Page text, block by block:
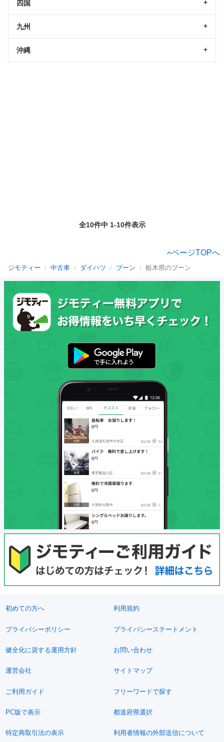
四国
九州
沖縄
全10件中 1-10件表示
ページTOPへ
ジモティー 中古車 ダイハツ ブーン 栃木県のブーン
初めての方へ 利用規約
プライバシーポリシー プライバシーステートメント
健全化に資する運用方針 お問い合わせ
運営会社 サイトマップ
ご利用ガイド フリーワードで探す
PC版で表示 都道府県選択
特定商取引法の表示 利用者情報の外部送信について